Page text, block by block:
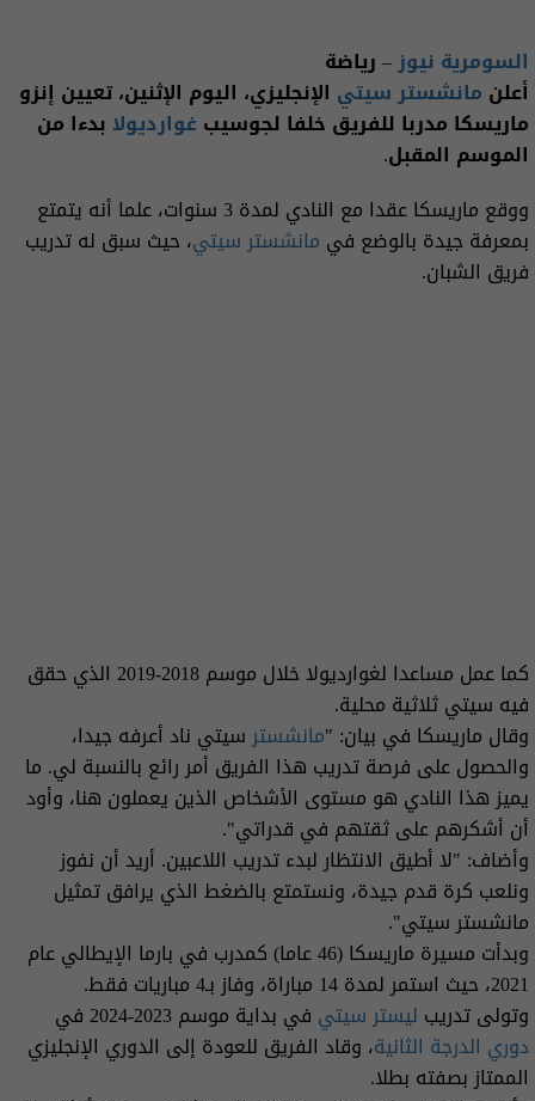
السومرية نيوز– رياضة
أعلن مانشستر سيتي الإنجليزي، اليوم الإثنين، تعيين إنزو
⁠ماريسكا مدربا للفريق خلفا لجوسيبغوارديولابدءا من
الموسم المقبل.
ووقع ماريسكا عقدا مع النادي لمدة 3 سنوات، علما أنه يتمتع
بمعرفة جيدة بالوضع في مانشستر سيتي، حيث سبق له تدريب
فريق الشبان.
كما عمل مساعدا لغوارديولا خلال موسم 2018-2019 الذي حقق
فيه سيتي ثلاثية محلية.
وقال ماريسكا في بيان: "مانشسترسيتي ‌ناد أعرفه جيدا،
والحصول على فرصة تدريب هذا الفريق أمر رائع بالنسبة لي. ما
يميز هذا ‌النادي هو ‌مستوى الأشخاص الذين يعملون هنا، وأود
أن أشكرهم على ثقتهم في قدراتي".
وأضاف: "لا أطيق الانتظار لبدء تدريب اللاعبين. أريد أن نفوز
ونلعب كرة قدم جيدة، ونستمتع بالضغط الذي يرافق تمثيل
مانشستر سيتي".
وبدأت مسيرة ‌ماريسكا (46 عاما) كمدرب في بارما الإيطالي عام
2021، ⁠حيث استمر لمدة 14 مباراة، وفاز بـ4 مباريات فقط.
وتولى تدريب ليستر سيتي في بداية موسم 2023-2024 في
دوري الدرجة الثانية، وقاد الفريق للعودة إلى الدوري الإنجليزي
⁠الممتاز بصفته بطلا.